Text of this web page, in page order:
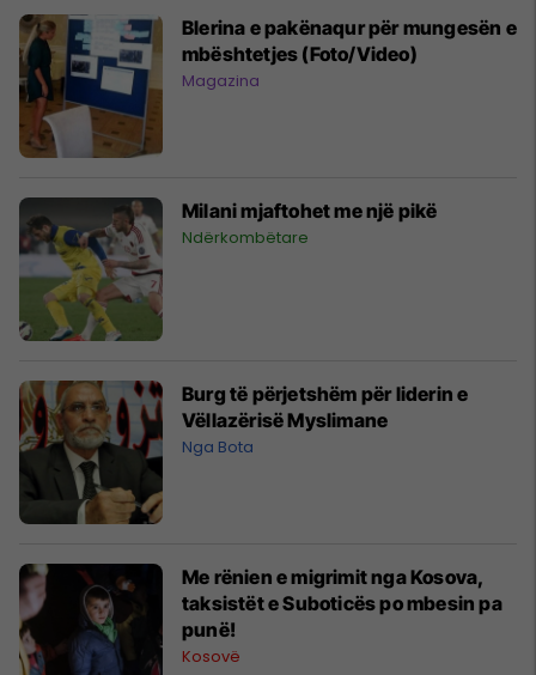
Blerina e pakënaqur për mungesën e
mbështetjes (Foto/Video)
Magazina
Milani mjaftohet me një pikë
Ndërkombëtare
Burg të përjetshëm për liderin e
Vëllazërisë Myslimane
Nga Bota
Me rënien e migrimit nga Kosova,
taksistët e Suboticës po mbesin pa
punë!
Kosovë